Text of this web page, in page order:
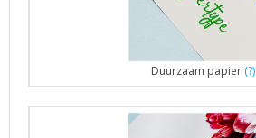
Duurzaam papier (?)